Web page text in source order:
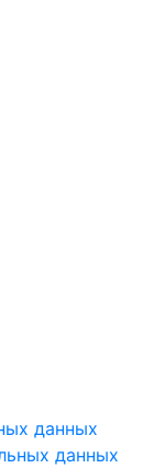
данных
данных